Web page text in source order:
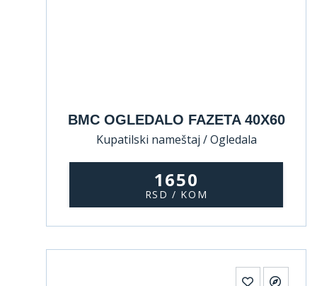
BMC OGLEDALO FAZETA 40X60
Kupatilski nameštaj / Ogledala
1650
RSD / KOM